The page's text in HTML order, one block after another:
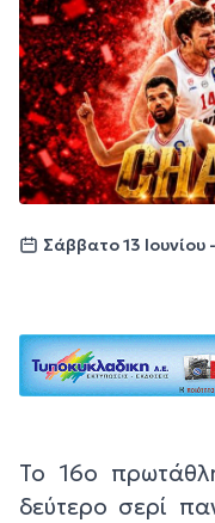
Σάββατο 13 Ιουνίου
Το 16ο
δεύτερο σερί